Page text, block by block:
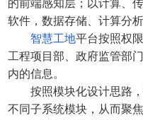
的前端感知层；以计算、
软件，数据存储、计算分
智慧工地平台按照权
工程项目部、政府监管部
内的信息。
按照模块化设计思路，
不同子系统模块，从而聚